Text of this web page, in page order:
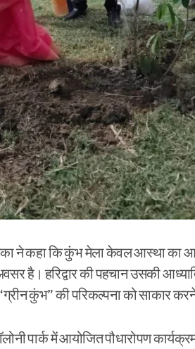
ने कहा कि कुंभ मेला केवल आस्था का
है। हरिद्वार की पहचान उसकी
कुंभ” की परिकल्पना को साकार
पार्क में आयोजित पौधारोपण